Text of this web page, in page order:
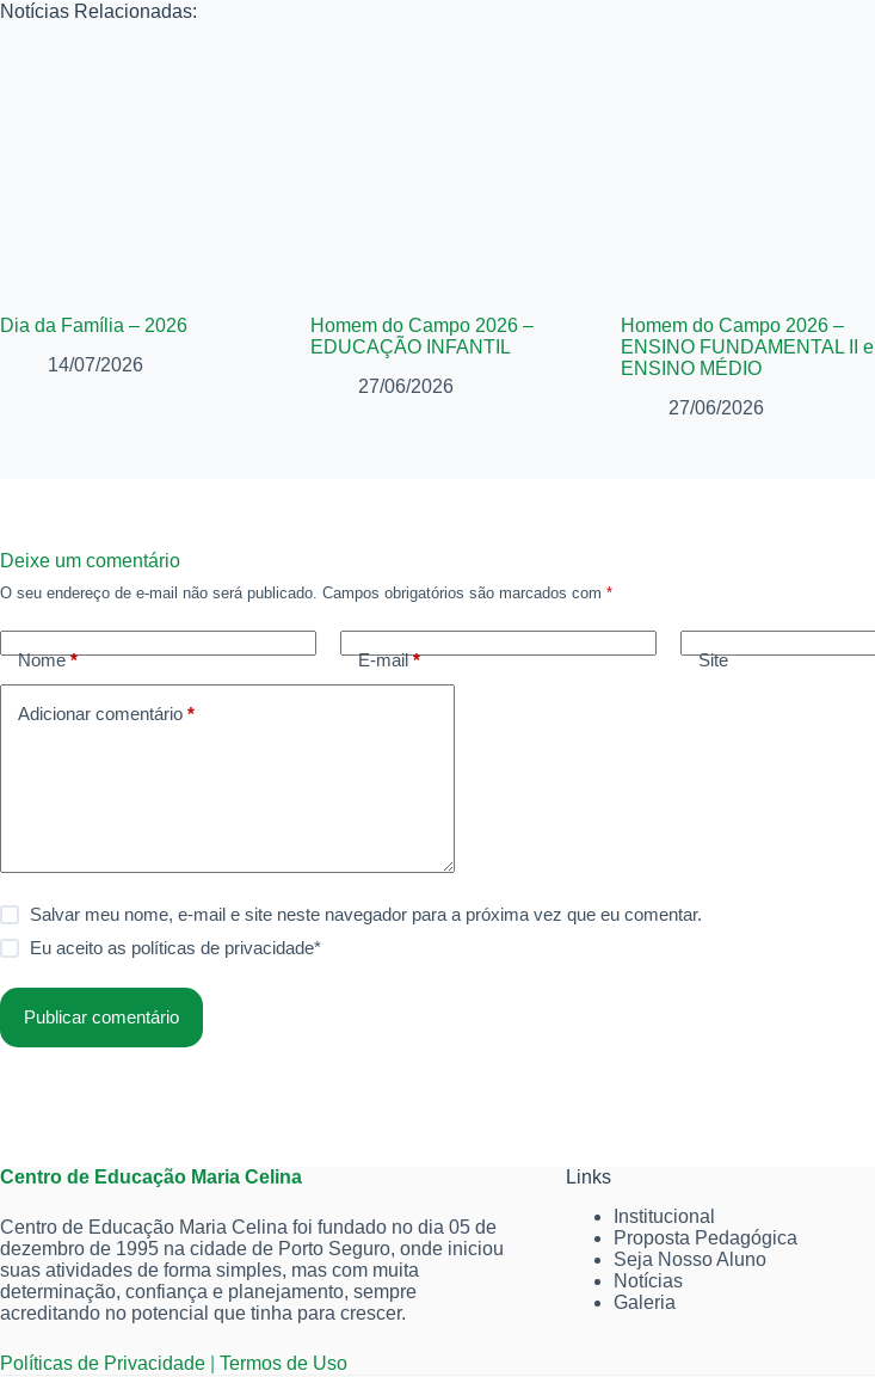
Notícias Relacionadas:
Dia da Família – 2026
14/07/2026
Homem do Campo 2026 –
EDUCAÇÃO INFANTIL
27/06/2026
Homem do Campo 2026 –
ENSINO FUNDAMENTAL II e
ENSINO MÉDIO
27/06/2026
Deixe um comentário
O seu endereço de e-mail não será publicado. Campos obrigatórios são marcados com *
Nome* E-mail* Site
Adicionar comentário *
Salvar meu nome, e-mail e site neste navegador para a próxima vez que eu comentar.
Eu aceito as políticas de privacidade*
Publicar comentário
Centro de Educação Maria Celina
Centro de Educação Maria Celina foi fundado no dia 05 de
dezembro de 1995 na cidade de Porto Seguro, onde iniciou
suas atividades de forma simples, mas com muita
determinação, confiança e planejamento, sempre
acreditando no potencial que tinha para crescer.
Links
Institucional
Proposta Pedagógica
Seja Nosso Aluno
Notícias
Galeria
Políticas de Privacidade
Termos de Uso